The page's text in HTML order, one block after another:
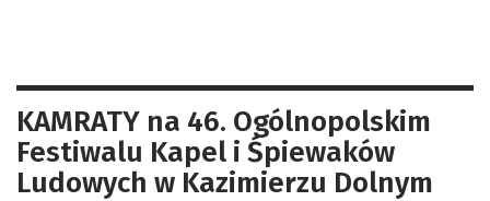
KAMRATY na 46. Ogólnopolskim
Festiwalu Kapel i Śpiewaków
Ludowych w Kazimierzu Dolnym